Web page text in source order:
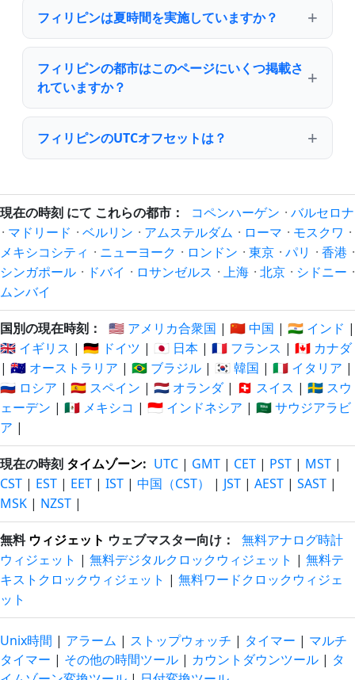
フィリピンは夏時間を実施していますか？
フィリピンの都市はこのページにいくつ掲載さ
れていますか？
フィリピンのUTCオフセットは？
現在の時刻 にて これらの都市： コペンハーゲン · バルセロナ
· マドリード · ベルリン · アムステルダム · ローマ · モスクワ ·
メキシコシティ · ニューヨーク · ロンドン · 東京 · パリ · 香港 ·
シンガポール · ドバイ · ロサンゼルス · 上海 · 北京 · シドニー ·
ムンバイ
国別の現在時刻： 🇺🇸 アメリカ合衆国 | 🇨🇳 中国 | 🇮🇳 インド |
🇬🇧 イギリス | 🇩🇪 ドイツ | 🇯🇵 日本 | 🇫🇷 フランス | 🇨🇦 カナダ
| 🇦🇺 オーストラリア | 🇧🇷 ブラジル | 🇰🇷 韓国 | 🇮🇹 イタリア |
🇷🇺 ロシア | 🇪🇸 スペイン | 🇳🇱 オランダ| 🇨🇭 スイス | 🇸🇪 スウ
ェーデン | 🇲🇽 メキシコ | 🇮🇩 インドネシア | 🇸🇦 サウジアラビ
ア |
現在の時刻 タイムゾーン: UTC | GMT | CET | PST | MST |
CST | EST | EET | IST | 中国（CST） | JST | AEST | SAST |
MSK | NZST |
無料 ウィジェット ウェブマスター向け：
無料アナログ時計
ウィジェット | 無料デジタルクロックウィジェット | 無料テ
キストクロックウィジェット | 無料ワードクロックウィジェ
ット
Unix時間 | アラーム | ストップウォッチ | タイマー | マルチ
タイマー | その他の時間ツール | カウントダウンツール | タ